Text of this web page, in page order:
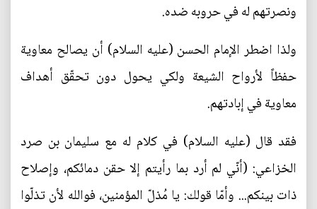
ونصرتهم له في حروبه ضده.
ولذا اضطر الإمام الحسن (عليه السلام) أن يصالح معاوية
حفظاً لأرواح الشيعة ولكي يحول دون تحقّق أهداف
معاوية في إبادتهم.
فقد قال (عليه السلام) في كلام له مع سليمان بن صرد
الخزاعي: (أنّي لم أرد بما رأيتم إلا حقن دمائكم، وإصلاح
ذات بينكم... وأمّا قولك: يا مُذلّ المؤمنين، فوالله لأن تذلّوا